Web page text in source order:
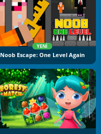
YENI
Noob Escape: One Level Again